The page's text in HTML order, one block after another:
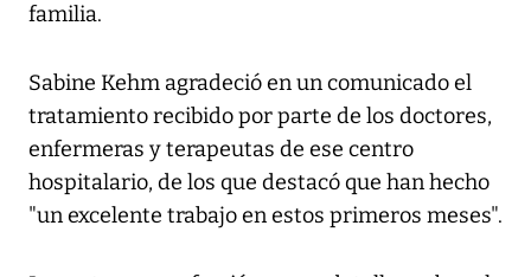
familia.
Sabine Kehm agradeció en un comunicado el
tratamiento recibido por parte de los doctores,
enfermeras y terapeutas de ese centro
hospitalario, de los que destacó que han hecho
"un excelente trabajo en estos primeros meses".